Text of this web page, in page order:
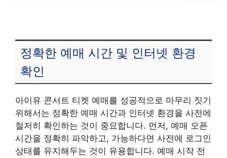
정확한 예매 시간 및 인터넷 환경
확인
아이유 콘서트 티켓 예매를 성공적으로 마무리 짓기
위해서는 정확한 예매 시간과 인터넷 환경을 사전에
철저히 확인하는 것이 중요합니다. 먼저, 예매 오픈
시간을 정확히 파악하고, 가능하다면 사전에 로그인
상태를 유지해두는 것이 유용합니다. 예매 시작 전